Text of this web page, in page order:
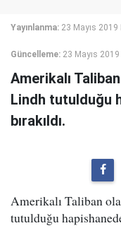
Yayınlanma: 23 Mayıs 2019
Güncelleme: 23 Mayıs
Amerikalı
Lindh tutulduğu
bırakıldı.
Amerikalı Taliban
tutulduğu